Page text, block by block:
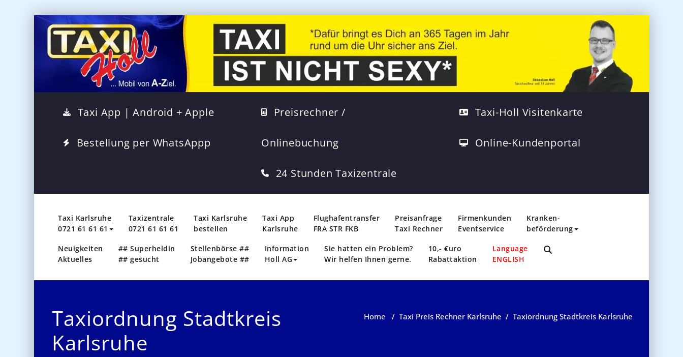
Taxi App | Android + Apple
Bestellung per WhatsAppp
Preisrechner /
Onlinebuchung
24 Stunden Taxizentrale
Taxi-Holl Visitenkarte
Online-Kundenportal
Taxi Karlsruhe
0721 61 61 61
Taxizentrale
0721 61 61 61
Taxi Karlsruhe
bestellen
Taxi App
Karlsruhe
Flughafentransfer
FRA STR FKB
Preisanfrage
Taxi Rechner
Firmenkunden
Eventservice
Kranken-
beförderung
Neuigkeiten
Aktuelles
## Superheldin
## gesucht
Stellenbörse ##
Jobangebote ##
Information
Holl AG
Sie hatten ein Problem?
Wir helfen Ihnen gerne.
10,- €uro
Rabattaktion
Language
ENGLISH
Taxiordnung Stadtkreis
Karlsruhe
Home / Taxi Preis Rechner Karlsruhe / Taxiordnung Stadtkreis Karlsruhe